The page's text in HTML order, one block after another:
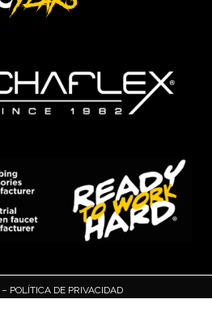
– POLÍTICA DE PRIVACIDAD